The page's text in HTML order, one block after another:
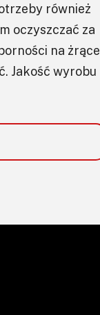
również
oczyszczać za
na żrące
Jakość wyrobu